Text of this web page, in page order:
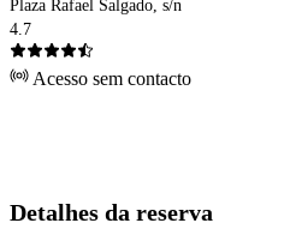
Plaza Rafael Salgado, s/n
4.7
Acesso sem contacto
Detalhes da reserva